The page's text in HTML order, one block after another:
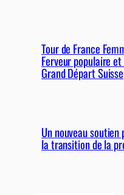
Tour de France
Ferveur populaire
Grand Départ Suisse
Un nouveau
la transition de la